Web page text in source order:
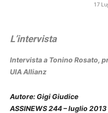
17
L’intervista
Intervista a Tonino Rosato,
UIA Allianz
Autore: Gigi Giudice
ASSINEWS 244 – luglio 2013